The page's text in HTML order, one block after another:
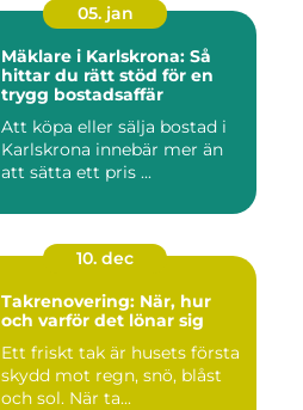
05. jan
Mäklare i Karlskrona: Så
hittar du rätt stöd för en
trygg bostadsaffär
Att köpa eller sälja bostad i
Karlskrona innebär mer än
att sätta ett pris ...
10. dec
Takrenovering: När, hur
och varför det lönar sig
Ett friskt tak är husets första
skydd mot regn, snö, blåst
och sol. När ta...